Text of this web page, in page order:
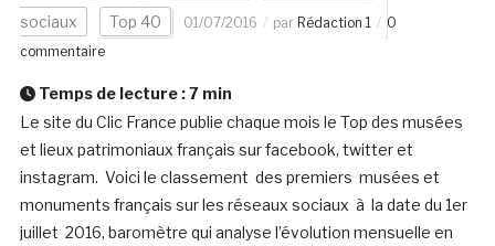
sociaux Top 40 01/07/2016 par Rédaction 1
0
commentaire
Temps de lecture :7 min
Le site du Clic France publie chaque mois le Top des musées
et lieux patrimoniaux français sur facebook, twitter et
instagram. Voici le classement des premiers musées et
monuments français sur les réseaux sociaux à la date du 1er
juillet 2016, baromètre qui analyse l’évolution mensuelle en